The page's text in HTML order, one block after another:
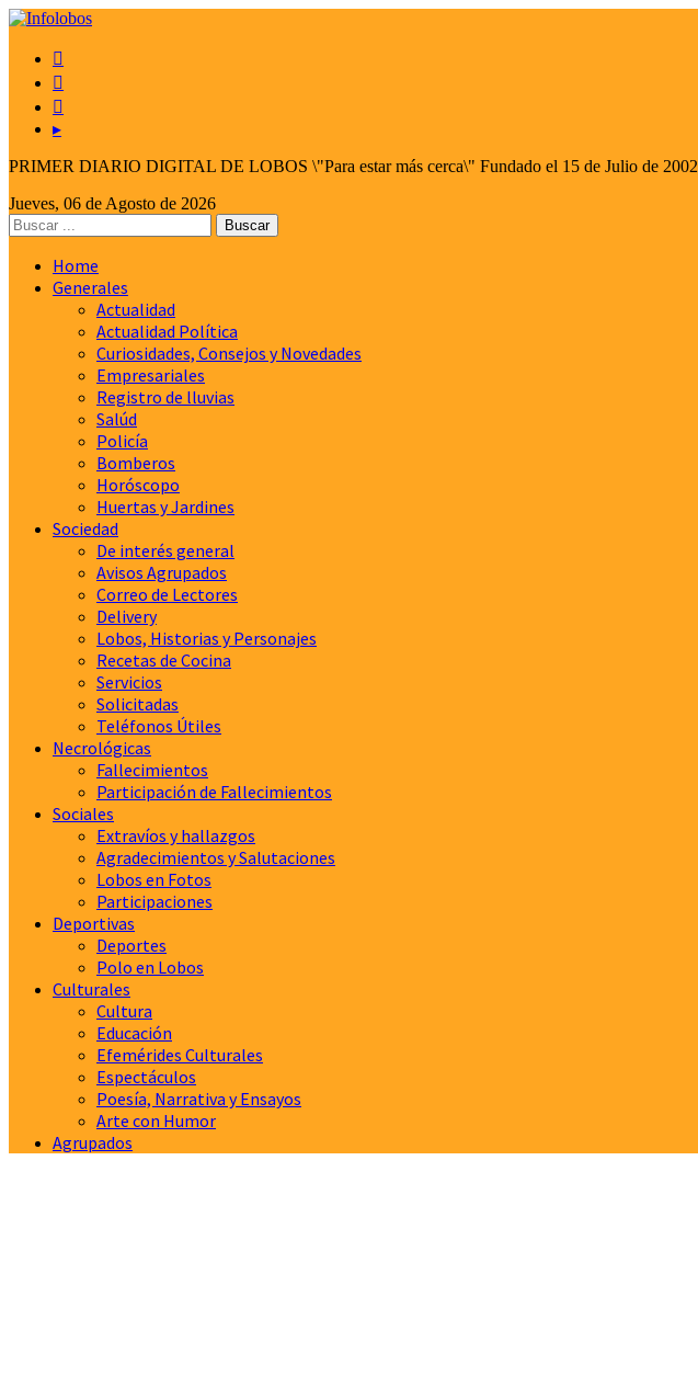



▸
PRIMER DIARIO DIGITAL DE LOBOS \"Para estar más cerca\" Fundado el 15 de Julio de 2002
Jueves, 06 de Agosto de 2026
Home
Generales
Actualidad
Actualidad Política
Curiosidades, Consejos y Novedades
Empresariales
Registro de lluvias
Salúd
Policía
Bomberos
Horóscopo
Huertas y Jardines
Sociedad
De interés general
Avisos Agrupados
Correo de Lectores
Delivery
Lobos, Historias y Personajes
Recetas de Cocina
Servicios
Solicitadas
Teléfonos Útiles
Necrológicas
Fallecimientos
Participación de Fallecimientos
Sociales
Extravíos y hallazgos
Agradecimientos y Salutaciones
Lobos en Fotos
Participaciones
Deportivas
Deportes
Polo en Lobos
Culturales
Cultura
Educación
Efemérides Culturales
Espectáculos
Poesía, Narrativa y Ensayos
Arte con Humor
Agrupados